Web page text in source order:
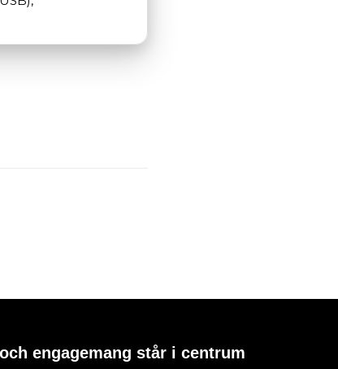
engagemang står i centrum